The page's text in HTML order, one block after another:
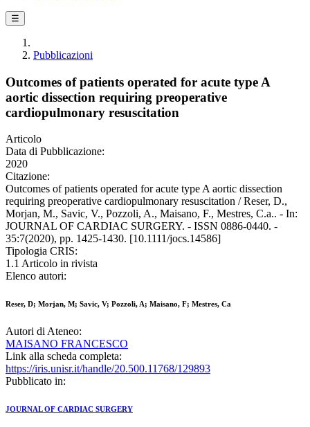
☰
Pubblicazioni
Outcomes of patients operated for acute type A
aortic dissection requiring preoperative
cardiopulmonary resuscitation
Articolo
Data di Pubblicazione:
2020
Citazione:
Outcomes of patients operated for acute type A aortic dissection
requiring preoperative cardiopulmonary resuscitation / Reser, D.,
Morjan, M., Savic, V., Pozzoli, A., Maisano, F., Mestres, C.a.. - In:
JOURNAL OF CARDIAC SURGERY. - ISSN 0886-0440. -
35:7(2020), pp. 1425-1430. [10.1111/jocs.14586]
Tipologia CRIS:
1.1 Articolo in rivista
Elenco autori:
Reser, D; Morjan, M; Savic, V; Pozzoli, A; Maisano, F; Mestres, Ca
Autori di Ateneo:
MAISANO FRANCESCO
Link alla scheda completa:
https://iris.unisr.it/handle/20.500.11768/129893
Pubblicato in:
JOURNAL OF CARDIAC SURGERY